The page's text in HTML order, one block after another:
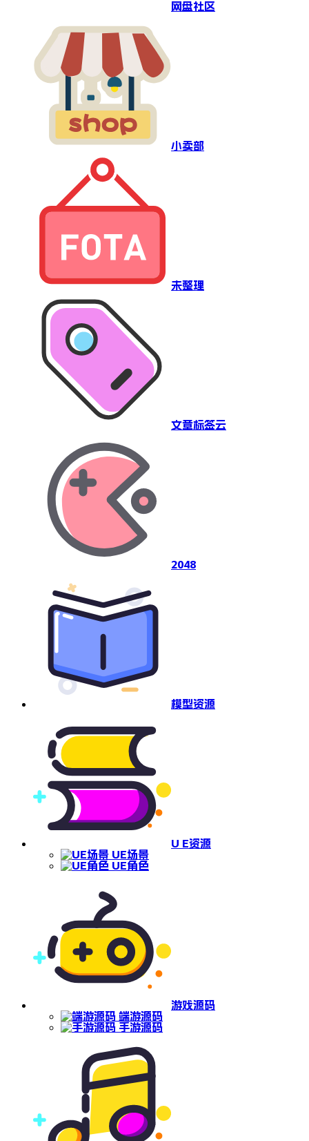
网盘社区
小卖部
未整理
文章标签云
2048
模型资源
U E资源
UE场景
UE角色
游戏源码
端游源码
手游源码